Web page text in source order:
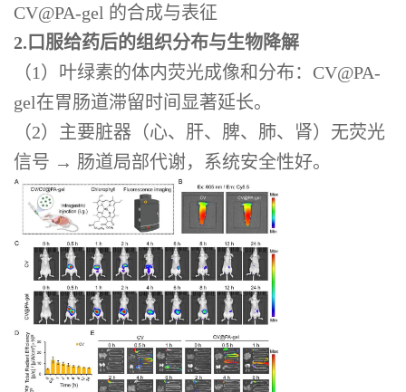
CV@PA-gel 的合成与表征
2.口服给药后的组织分布与生物降解
（1）叶绿素的体内荧光成像和分布：CV@PA-
gel在胃肠道滞留时间显著延长。
（2）主要脏器（心、肝、脾、肺、肾）无荧光
信号 → 肠道局部代谢，系统安全性好。